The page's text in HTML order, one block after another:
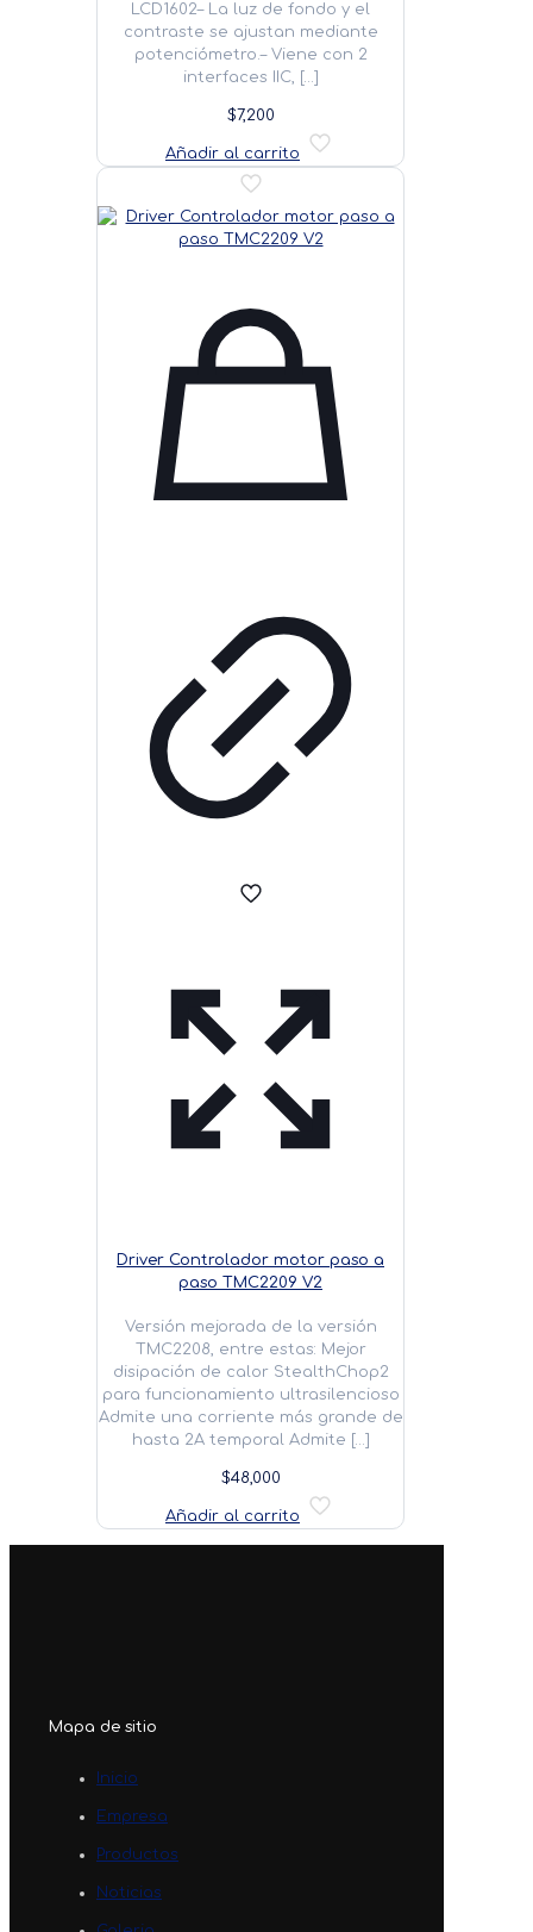
LCD1602– La luz de fondo y el
contraste se ajustan mediante
potenciómetro.– Viene con 2
interfaces IIC, […]
$7,200
Añadir al carrito
Driver Controlador motor paso a
paso TMC2209 V2
Versión mejorada de la versión
TMC2208, entre estas: Mejor
disipación de calor StealthChop2
para funcionamiento ultrasilencioso
Admite una corriente más grande de
hasta 2A temporal Admite […]
$48,000
Añadir al carrito
Mapa de sitio
Inicio
Empresa
Productos
Noticias